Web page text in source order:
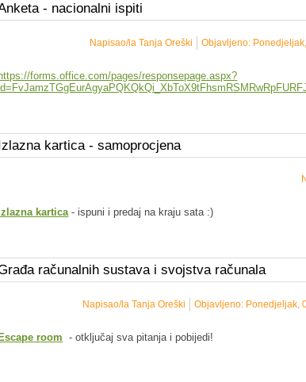
- nacionalni ispiti
Objavljeno:
Napisao/la Tanja Oreški
forms.office.com/pages/responsepage.aspx?
kartica - samoprocjena
Izlazna kartica- ispuni i predaj na kraju sata :)
računalnih sustava i svojstva računala
Objavljeno: Ponedjeljak,
Napisao/la Tanja Oreški
Escape room - otključaj sva pitanja i pobijedi!